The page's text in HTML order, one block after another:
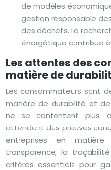
de modèles
gestion responsable
des déchets. La
énergétique contribue
Les attentes des
matière de
Les consommateurs sont
matière de durabilité et
ne se contentent plus
attendent des preuves
entreprises en matière
transparence, la
critères essentiels pour